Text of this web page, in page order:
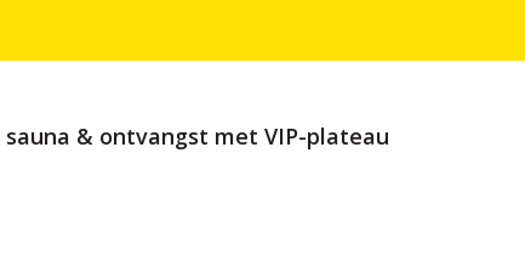
& ontvangst met VIP-plateau